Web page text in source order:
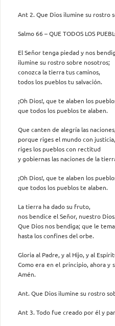
Ant 2. Que Dios ilumine su rostro
Salmo 66 – QUE TODOS LOS
El Señor tenga piedad y nos
ilumine su rostro sobre nosotros;
conozca la tierra tus caminos,
todos los pueblos tu salvación.
¡Oh Dios!, que te alaben los
que todos los pueblos te alaben.
Que canten de alegría las
porque riges el mundo con justicia,
riges los pueblos con rectitud
y gobiernas las naciones de la
¡Oh Dios!, que te alaben los
que todos los pueblos te alaben.
La tierra ha dado su fruto,
nos bendice el Señor, nuestro
Que Dios nos bendiga; que le
hasta los confines del orbe.
Gloria al Padre, y al Hijo, y al
Como era en el principio, ahora y
Amén.
Ant. Que Dios ilumine su rostro
Ant 3. Todo fue creado por él y